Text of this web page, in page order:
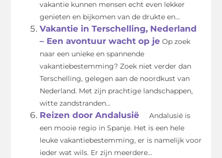
vakantie kunnen mensen echt even lekker
genieten en bijkomen van de drukte en...
Vakantie in Terschelling, Nederland
– Een avontuur wacht op je Op zoek
naar een unieke en spannende
vakantiebestemming? Zoek niet verder dan
Terschelling, gelegen aan de noordkust van
Nederland. Met zijn prachtige landschappen,
witte zandstranden...
Reizen door Andalusië
Andalusië is
een mooie regio in Spanje. Het is een hele
leuke vakantiebestemming, er is namelijk voor
ieder wat wils. Er zijn meerdere...